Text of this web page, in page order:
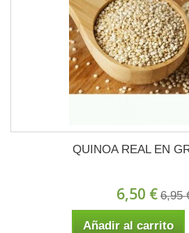
QUINOA REAL EN
6,50 € 6,95
Añadir al carrito